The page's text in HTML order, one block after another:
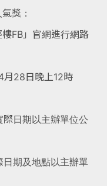
獎：
FB」官網進行網路
月28日晚上12時
日期以主辦單位公
期及地點以主辦單